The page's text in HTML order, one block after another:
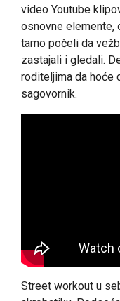
video Youtube
osnovne elemente,
tamo počeli da
zastajali i gledali.
roditeljima da hoće
sagovornik.
Street workout u